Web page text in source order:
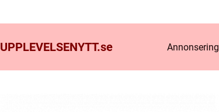
UPPLEVELSENYTT.se Annonsering